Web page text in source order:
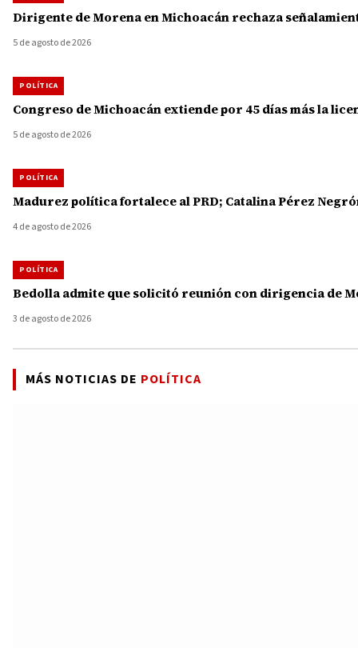
Dirigente de Morena en Michoacán rechaza
5 de agosto de 2026
POLÍTICA
Congreso de Michoacán extiende por 45 días más la
5 de agosto de 2026
POLÍTICA
Madurez política fortalece al PRD; Catalina Pérez
4 de agosto de 2026
POLÍTICA
Bedolla admite que solicitó reunión con dirigencia de
3 de agosto de 2026
MÁS NOTICIAS DE POLÍTICA